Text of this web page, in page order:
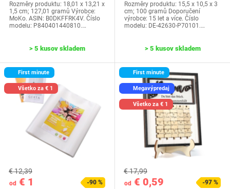
Rozměry produktu: 18,01 x 13,21 x
1,5 cm; 127,01 gramů Výrobce:
MoKo. ASIN: B0DKFFRK4V. Číslo
modelu: P840401440810.…
> 5 kusov skladem
Rozměry produktu: 15,5 x 10,5 x 3
cm; 100 gramů Doporučení
výrobce: 15 let a více. Číslo
modelu: DE-42630-P70101.…
> 5 kusov skladem
First minute
Všetko za € 1
od € 1
€ 12,39
-90 %
First minute
Megavýpredaj
Všetko za € 1
od € 0,59
€ 17,99
-97 %